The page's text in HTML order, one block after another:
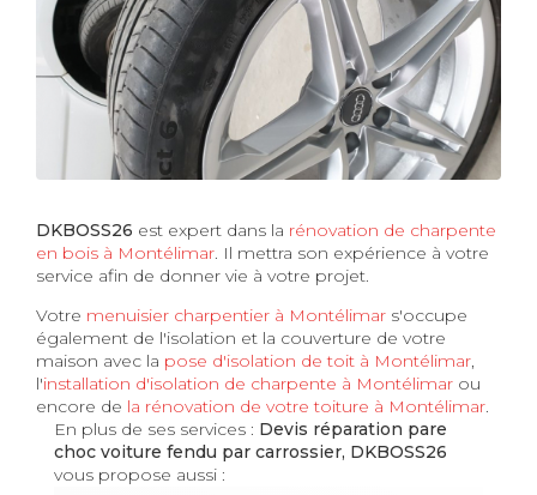
DKBOSS26 est expert dans la rénovation de charpente
en bois à Montélimar. Il mettra son expérience à votre
service afin de donner vie à votre projet.
Votre menuisier charpentier à Montélimar s'occupe
également de l'isolation et la couverture de votre
maison avec la pose d'isolation de toit à Montélimar,
l'installation d'isolation de charpente à Montélimar ou
encore de la rénovation de votre toiture à Montélimar.
En plus de ses services : Devis réparation pare
choc voiture fendu par carrossier, DKBOSS26
vous propose aussi :